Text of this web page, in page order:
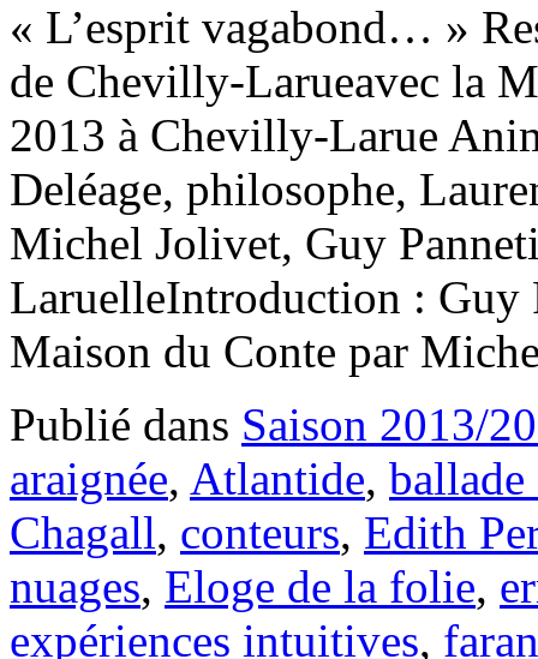
« L’esprit vagabond… »
de Chevilly-Larueavec la
2013 à Chevilly-Larue
Deléage, philosophe,
Michel Jolivet, Guy
LaruelleIntroduction : Guy
Maison du Conte par
Publié dans Saison 2013/
araignée, Atlantide,
Chagall, conteurs, Edith
nuages, Eloge de la folie,
expériences intuitives,